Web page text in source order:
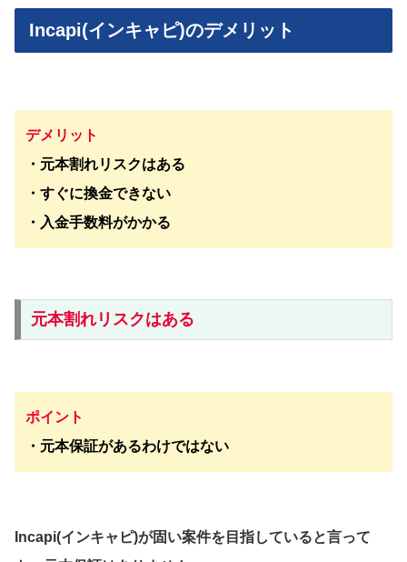
Incapi(インキャピ)のデメリット
デメリット
・元本割れリスクはある
・すぐに換金できない
・入金手数料がかかる
元本割れリスクはある
ポイント
・元本保証があるわけではない
Incapi(インキャピ)が固い案件を目指していると言って